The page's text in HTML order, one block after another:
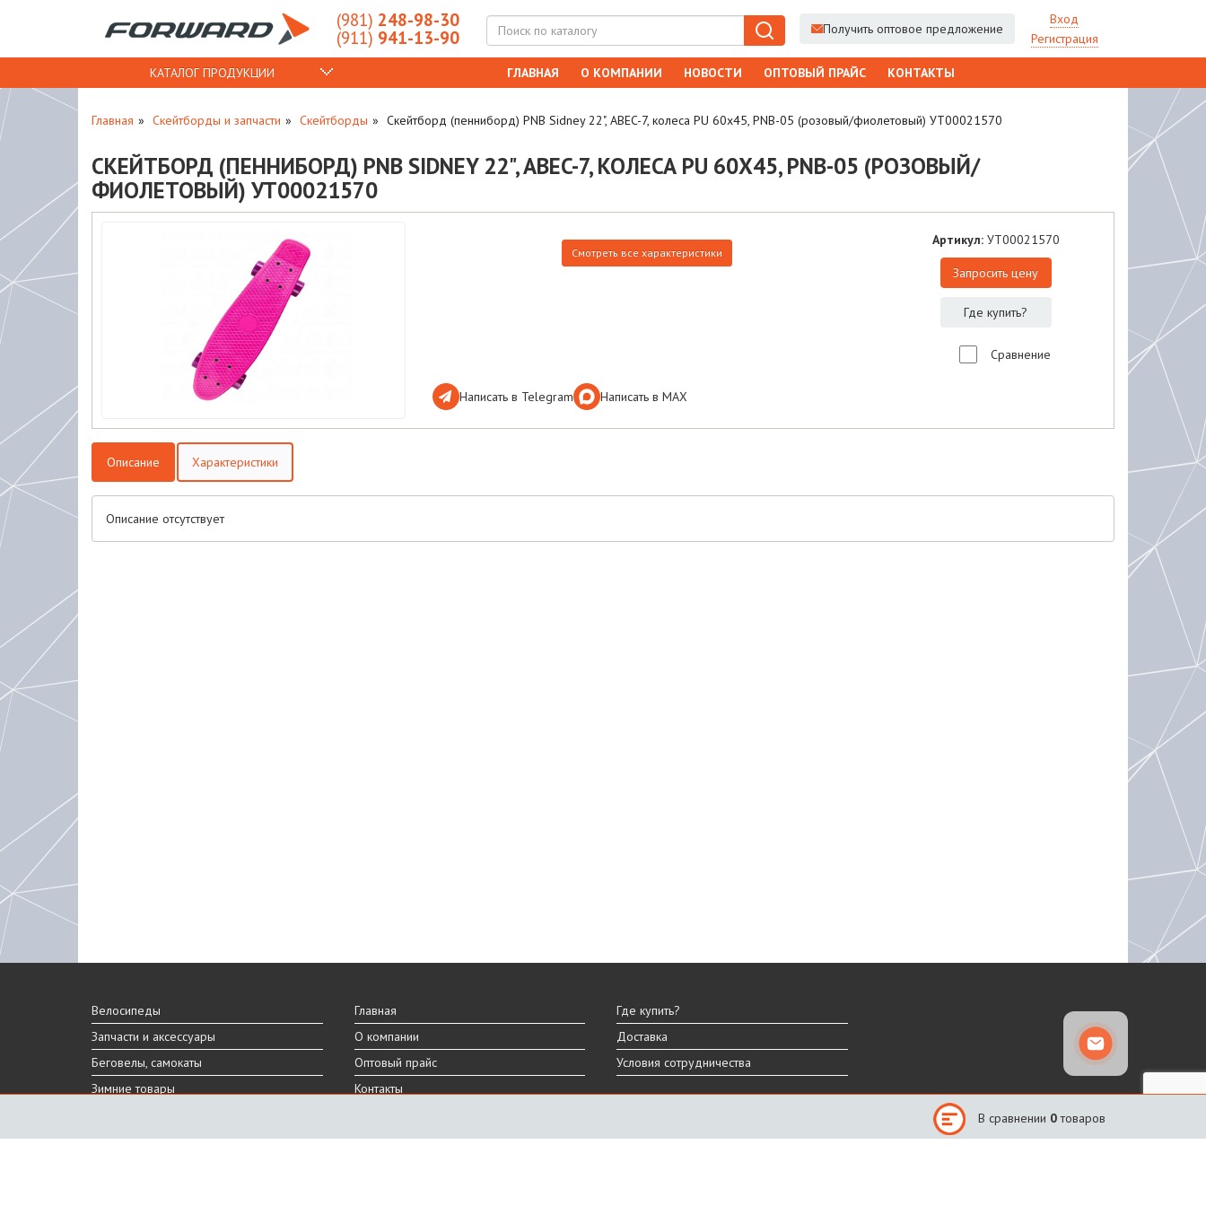
(981) 248-98-30
(911) 941-13-90 Получить оптовое предложение
Вход
Регистрация
КАТАЛОГ ПРОДУКЦИИ ГЛАВНАЯ О КОМПАНИИ НОВОСТИ ОПТОВЫЙ ПРАЙС КОНТАКТЫ
Главная Скейтборды и запчасти Скейтборды Скейтборд (пенниборд) PNB Sidney 22", ABEC-7, колеса PU 60x45, PNB-05 (розовый/фиолетовый) УТ00021570
СКЕЙТБОРД (ПЕННИБОРД) PNB SIDNEY 22", ABEC-7, КОЛЕСА PU 60X45, PNB-05 (РОЗОВЫЙ/
ФИОЛЕТОВЫЙ) УТ00021570
Смотреть все характеристики
Написать в Telegram Написать в МАХ
Артикул: УТ00021570
Запросить цену
Где купить?
Сравнение
Описание Характеристики
Описание отсутствует
Велосипеды
Запчасти и аксессуары
Беговелы, самокаты
Зимние товары
Главная
О компании
Оптовый прайс
Контакты
Где купить?
Доставка
Условия сотрудничества
В сравнении 0 товаров